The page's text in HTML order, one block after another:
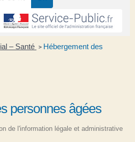
– Santé > Hébergement des
personnes âgées
de l'information légale et administrative